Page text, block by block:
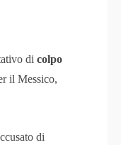
di colpo
il Messico,
di